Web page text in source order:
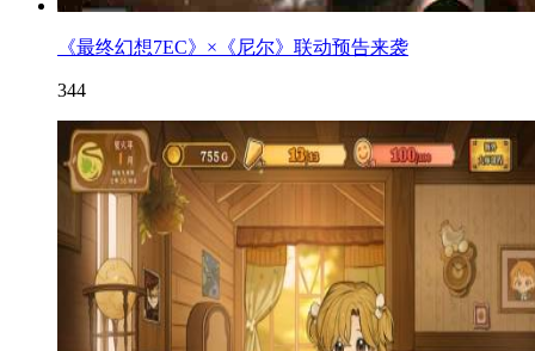
《最终幻想7EC》×《尼尔》联动预告来袭
344